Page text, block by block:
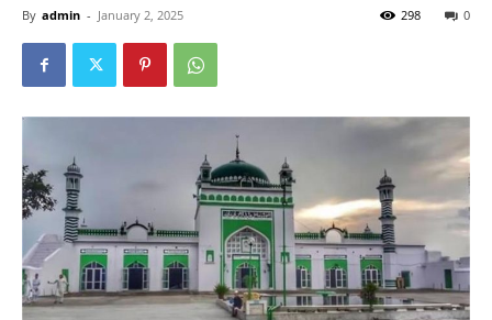
By admin - January 2, 2025 0
298